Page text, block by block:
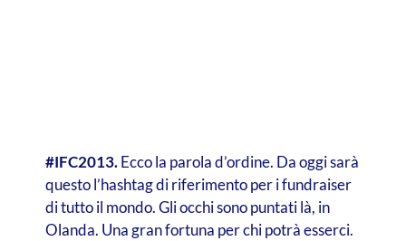
#IFC2013.Ecco la parola d’ordine. Da oggi sarà
questo l’hashtag di riferimento per i fundraiser
di tutto il mondo. Gli occhi sono puntati là, in
Olanda. Una gran fortuna per chi potrà esserci.